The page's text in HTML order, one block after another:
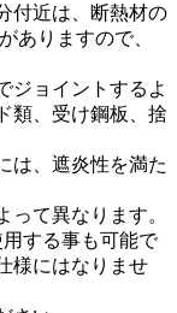
付近は、断熱材の
ありますので、
ジョイントするよ
類、受け鋼板、捨
は、遮炎性を満た
って異なります。
用する事も可能で
様にはなりませ